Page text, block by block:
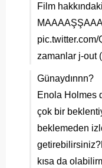
Film
zamanlar j-out
Günaydınnn?
Enola Holmes
çok bir
beklemeden
kısa da